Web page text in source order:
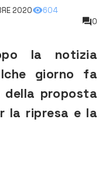
2020
604
0
la notizia
giorno fa
proposta
la ripresa e la